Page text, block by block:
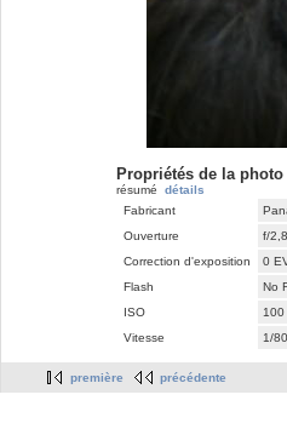
Propriétés de la photo
résumé détails
Fabricant
Ouverture
f/2,8
Correction d'exposition
0
Flash
No
ISO
100
Vitesse
1/
première précédente